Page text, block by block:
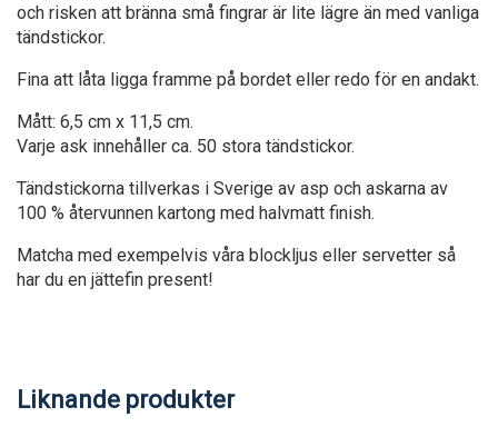
och risken att bränna små fingrar är lite lägre än med vanliga
tändstickor.
Fina att låta ligga framme på bordet eller redo för en andakt.
Mått: 6,5 cm x 11,5 cm.
Varje ask innehåller ca. 50 stora tändstickor.
Tändstickorna tillverkas i Sverige av asp och askarna av
100 % återvunnen kartong med halvmatt finish.
Matcha med exempelvis våra blockljus eller servetter så
har du en jättefin present!
Liknande produkter